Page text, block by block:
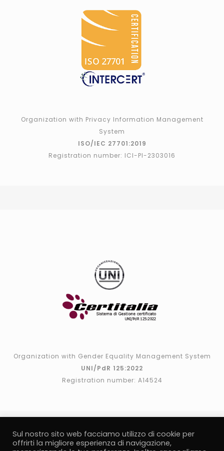
Organization with Privacy Information Management
System
ISO/IEC 27701:2019
Registration number: ICI-PI-2303016
Organization with Gender Equality Management System
UNI/PdR 125:2022
Registration number: A14524
Sul nostro sito web facciamo utilizzo di cookie per
offrirti la migliore esperienza di navigazione,